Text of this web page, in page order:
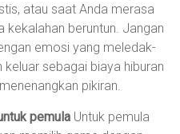
atau saat Anda merasa
kekalahan beruntun. Jangan
emosi yang meledak-
keluar sebagai biaya hiburan
pikiran.
pemula Untuk pemula